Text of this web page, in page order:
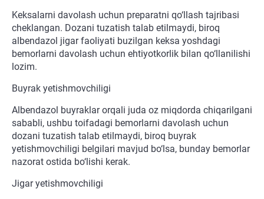
Keksalarni davolash uchun preparatni qo‘llash tajribasi
cheklangan. Dozani tuzatish talab etilmaydi, biroq
albendazol jigar faoliyati buzilgan keksa yoshdagi
bemorlarni davolash uchun ehtiyotkorlik bilan qo‘llanilishi
lozim.
Buyrak yetishmovchiligi
Albendazol buyraklar orqali juda oz miqdorda chiqarilgani
sababli, ushbu toifadagi bemorlarni davolash uchun
dozani tuzatish talab etilmaydi, biroq buyrak
yetishmovchiligi belgilari mavjud bo‘lsa, bunday bemorlar
nazorat ostida bo‘lishi kerak.
Jigar yetishmovchiligi